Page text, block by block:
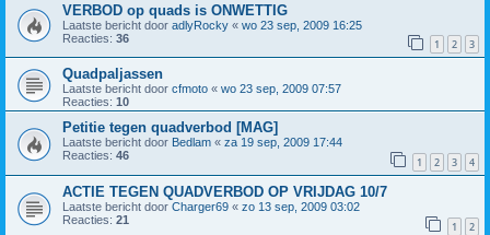
VERBOD op quads is ONWETTIG
Laatste bericht door adlyRocky « wo 23 sep, 2009 16:25
Reacties: 36 1 2 3
Quadpaljassen
Laatste bericht door cfmoto « wo 23 sep, 2009 07:57
Reacties: 10
Petitie tegen quadverbod [MAG]
Laatste bericht door Bedlam « za 19 sep, 2009 17:44
Reacties: 46 1 2 3 4
ACTIE TEGEN QUADVERBOD OP VRIJDAG 10/7
Laatste bericht door Charger69 « zo 13 sep, 2009 03:02
Reacties: 21 1 2